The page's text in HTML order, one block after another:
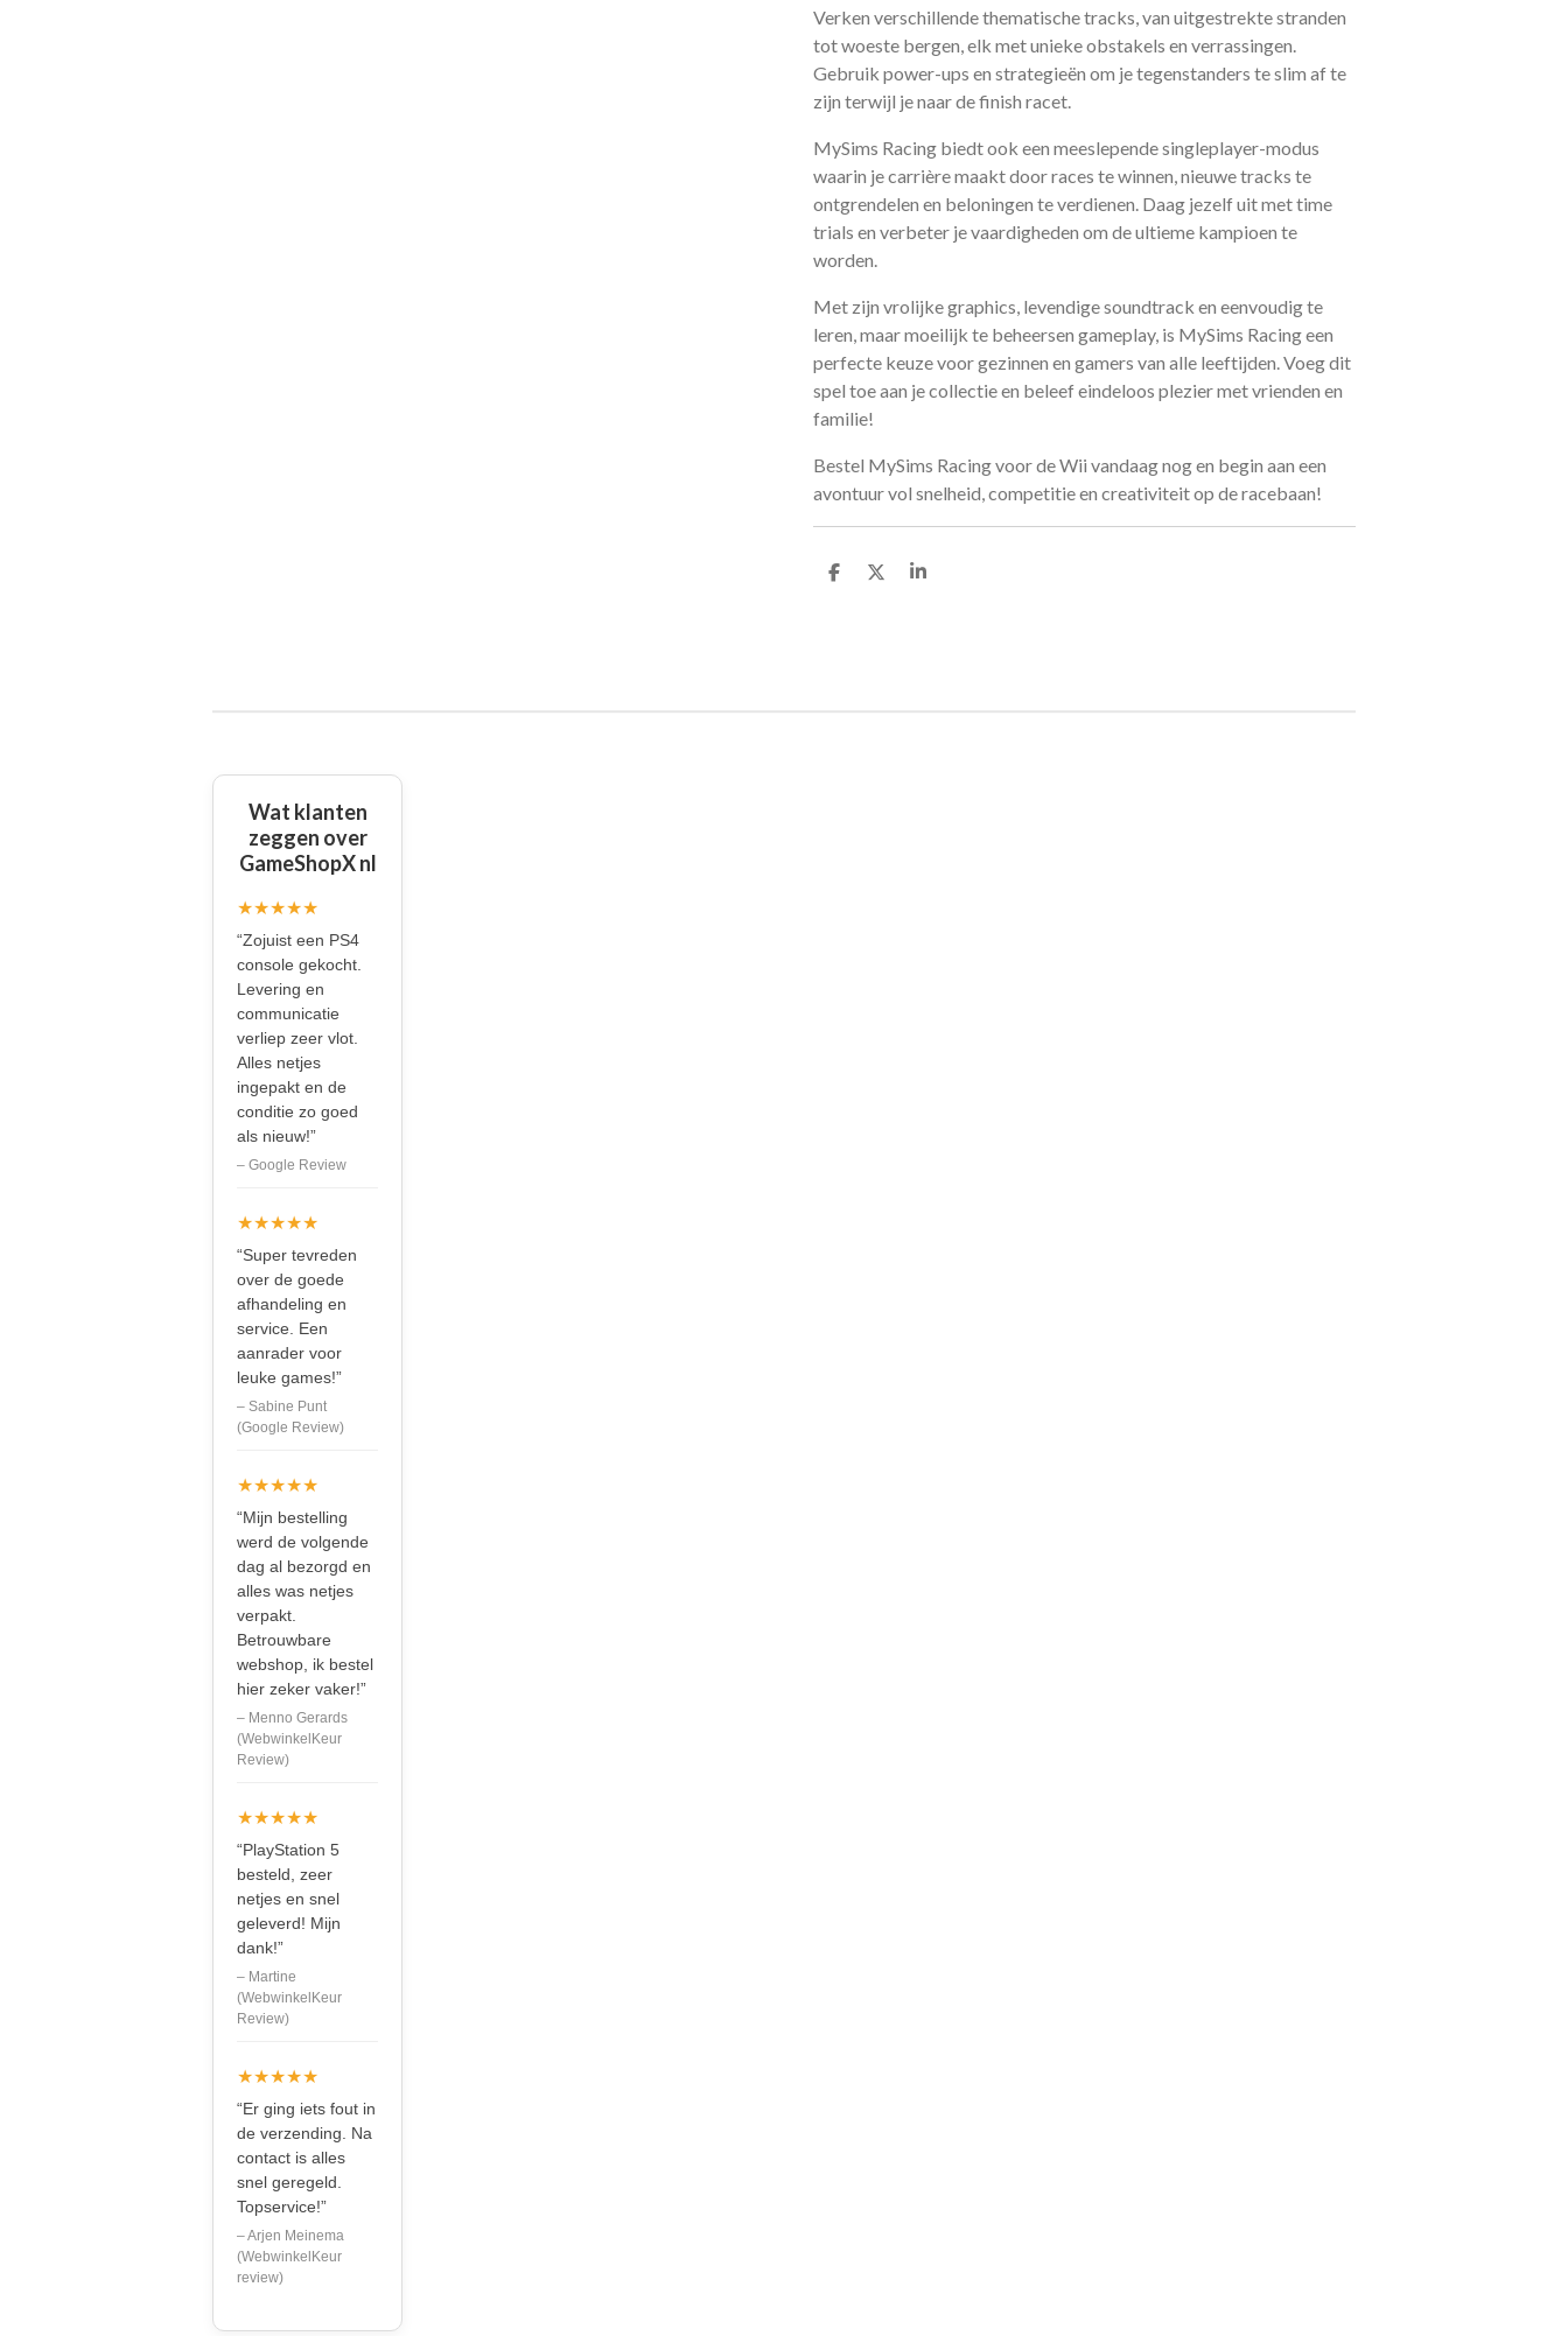
Verken verschillende thematische tracks, van uitgestrekte stranden
tot woeste bergen, elk met unieke obstakels en verrassingen.
Gebruik power-ups en strategieën om je tegenstanders te slim af te
zijn terwijl je naar de finish racet.
MySims Racing biedt ook een meeslepende singleplayer-modus
waarin je carrière maakt door races te winnen, nieuwe tracks te
ontgrendelen en beloningen te verdienen. Daag jezelf uit met time
trials en verbeter je vaardigheden om de ultieme kampioen te
worden.
Met zijn vrolijke graphics, levendige soundtrack en eenvoudig te
leren, maar moeilijk te beheersen gameplay, is MySims Racing een
perfecte keuze voor gezinnen en gamers van alle leeftijden. Voeg dit
spel toe aan je collectie en beleef eindeloos plezier met vrienden en
familie!
Bestel MySims Racing voor de Wii vandaag nog en begin aan een
avontuur vol snelheid, competitie en creativiteit op de racebaan!
D
D
S
Wat klanten
zeggen over
GameShopX nl
★★★★★
“Zojuist een PS4
console gekocht.
Levering en
communicatie
verliep zeer vlot.
Alles netjes
ingepakt en de
conditie zo goed
als nieuw!”
– Google Review
★★★★★
“Super tevreden
over de goede
afhandeling en
service. Een
aanrader voor
leuke games!”
– Sabine Punt
(Google Review)
★★★★★
“Mijn bestelling
werd de volgende
dag al bezorgd en
alles was netjes
verpakt.
Betrouwbare
webshop, ik bestel
hier zeker vaker!”
– Menno Gerards
(WebwinkelKeur
Review)
★★★★★
“PlayStation 5
besteld, zeer
netjes en snel
geleverd! Mijn
dank!”
– Martine
(WebwinkelKeur
Review)
★★★★★
“Er ging iets fout in
de verzending. Na
contact is alles
snel geregeld.
Topservice!”
– Arjen Meinema
(WebwinkelKeur
review)